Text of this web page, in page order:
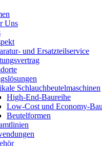
Uns
und Ersatzteil­service
Schlauch­beutelmaschinen
High-End-Baureihe
Low-Cost und Economy-
Beutelformen